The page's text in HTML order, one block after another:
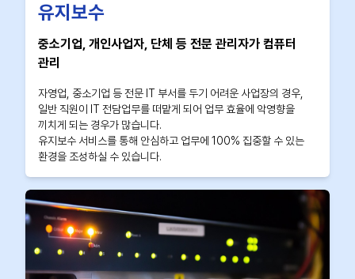
유지보수
중소기업, 개인사업자, 단체 등 전문 관리자가 컴퓨터
관리
자영업, 중소기업 등 전문 IT 부서를 두기 어려운 사업장의 경우,
일반 직원이 IT 전담업무를 떠맡게 되어 업무 효율에 악영향을
끼치게 되는 경우가 많습니다.
유지보수 서비스를 통해 안심하고 업무에 100% 집중할 수 있는
환경을 조성하실 수 있습니다.